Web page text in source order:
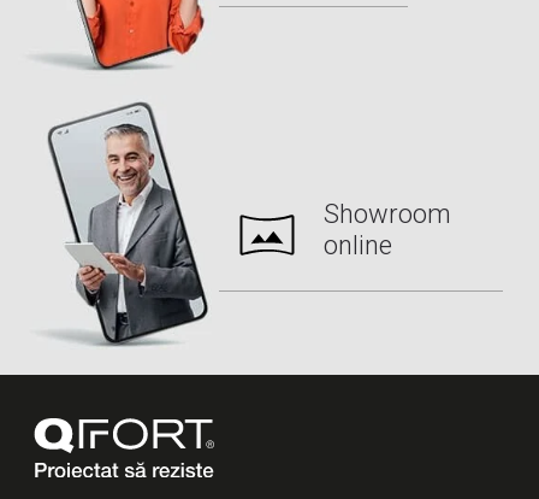
Showroom
online